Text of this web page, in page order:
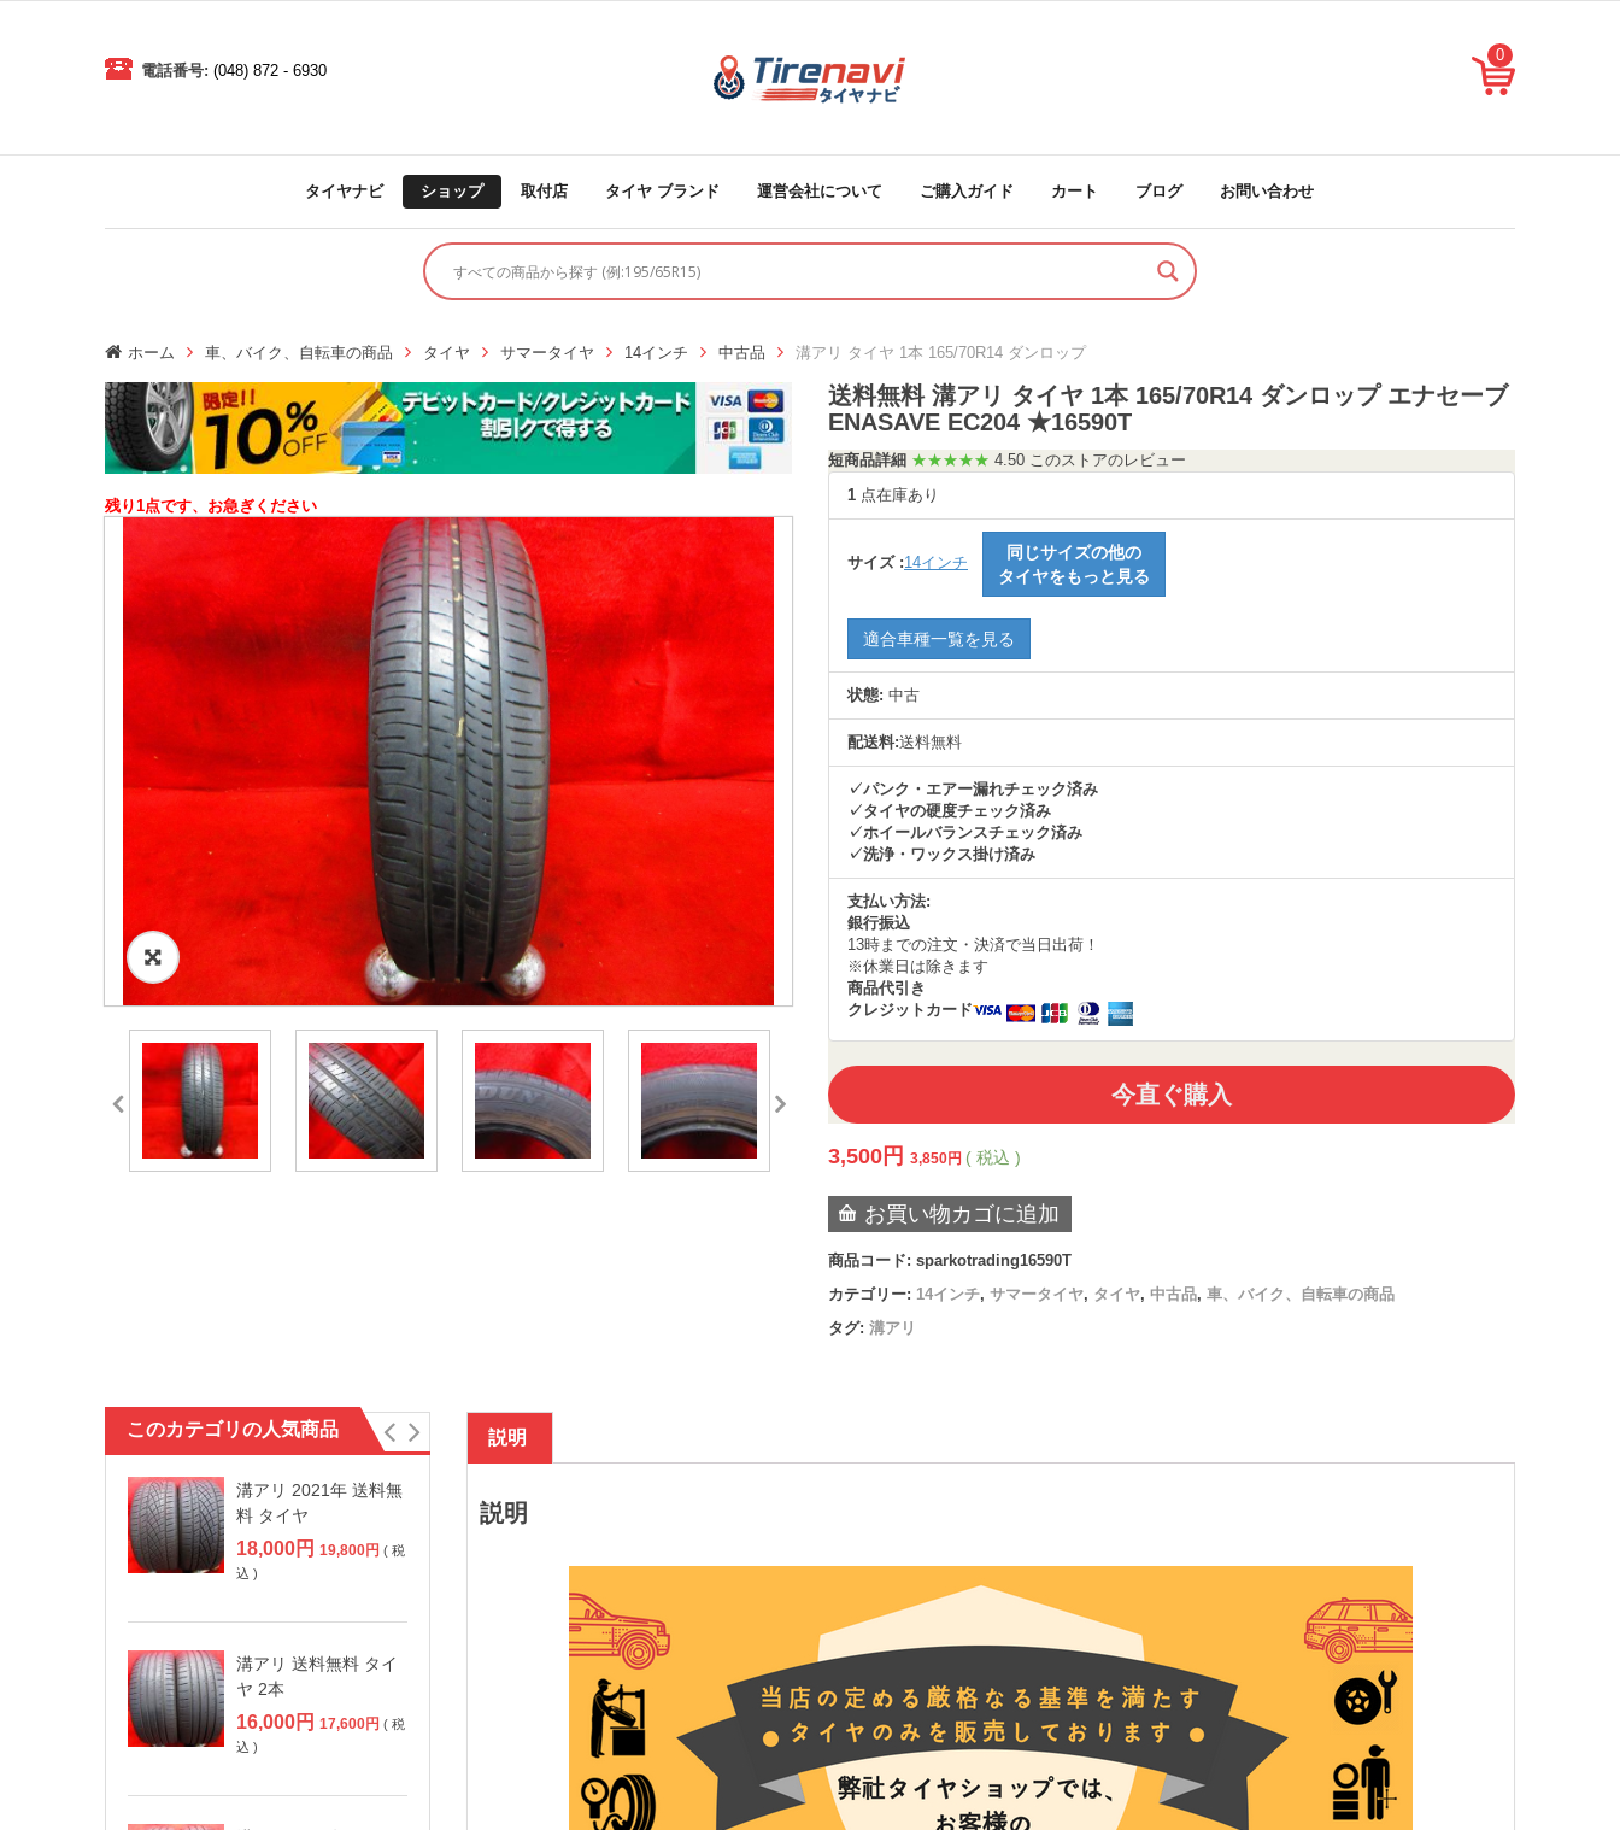
0
電話番号: (048) 872 - 6930
タイヤナビ ショップ 取付店 タイヤ ブランド 運営会社について ご購入ガイド カート ブログ お問い合わせ
ホーム 車、バイク、自転車の商品 タイヤ サマータイヤ 14インチ 中古品 溝アリ タイヤ 1本 165/70R14 ダンロップ
残り1点です、お急ぎください
送料無料 溝アリ タイヤ 1本 165/70R14 ダンロップ エナセーブ
ENASAVE EC204 ★16590T
短商品詳細 ★★★★★ 4.50 このストアのレビュー
1 点在庫あり
サイズ :14インチ
同じサイズの他の
タイヤをもっと見る
適合車種一覧を見る
状態: 中古
配送料:送料無料
✓パンク・エアー漏れチェック済み
✓タイヤの硬度チェック済み
✓ホイールバランスチェック済み
✓洗浄・ワックス掛け済み
支払い方法:
銀行振込
13時までの注文・決済で当日出荷！
※休業日は除きます
商品代引き
クレジットカード
今直ぐ購入
3,500 円 3,850円 ( 税込 )
お買い物カゴに追加
商品コード: sparkotrading16590T
カテゴリー: 14インチ, サマータイヤ, タイヤ, 中古品, 車、バイク、自転車の商品
タグ: 溝アリ
このカテゴリの人気商品
溝アリ 2021年 送料無
料 タイヤ
18,000円 19,800円 ( 税
込 )
溝アリ 送料無料 タイ
ヤ 2本
16,000円 17,600円 ( 税
込 )
説明
説明